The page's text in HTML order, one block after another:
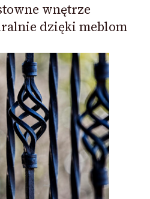
wnętrze
dzięki meblom